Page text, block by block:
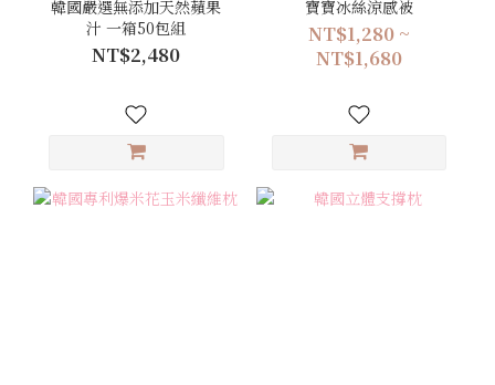
韓國嚴選無添加天然蘋果
汁 一箱50包組
NT$2,480
寶寶冰絲涼感被
NT$1,280 ~
NT$1,680